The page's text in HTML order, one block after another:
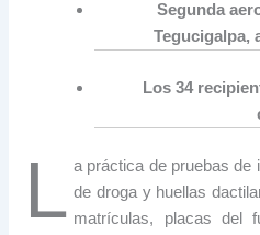
Segunda
Tegucigalpa,
Los 34
L a práctica de pruebas de
de droga y huellas
matrículas, placas del